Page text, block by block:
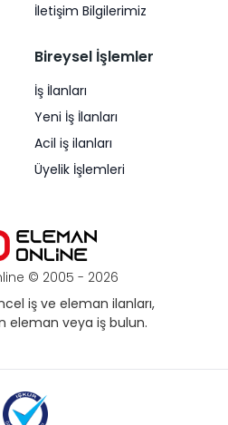
© 2005 - 2026
iş ve eleman ilanları,
eleman veya iş bulun.
İletişim Bilgilerimiz
Bireysel İşlemler
İş İlanları
Yeni İş İlanları
Acil iş ilanları
Üyelik İşlemleri